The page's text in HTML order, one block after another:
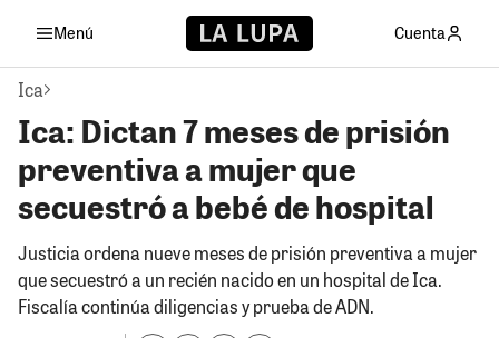
Menú Cuenta
Ica
Ica: Dictan 7 meses de prisión
preventiva a mujer que
secuestró a bebé de hospital
Justicia ordena nueve meses de prisión preventiva a mujer
que secuestró a un recién nacido en un hospital de Ica.
Fiscalía continúa diligencias y prueba de ADN.